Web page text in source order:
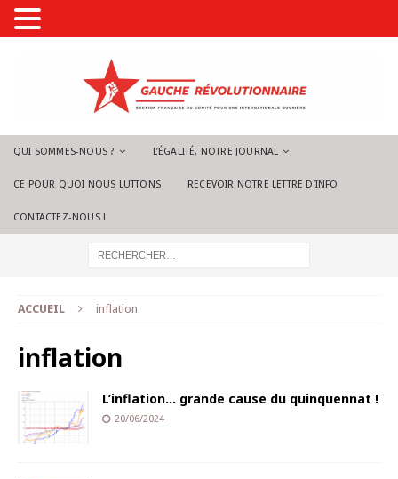
QUI SOMMES-NOUS ? L’ÉGALITÉ, NOTRE JOURNAL
CE POUR QUOI NOUS LUTTONS RECEVOIR NOTRE LETTRE D’INFO
CONTACTEZ-NOUS !
ACCUEIL inflation
inflation
L’inflation… grande cause du quinquennat !
20/06/2024